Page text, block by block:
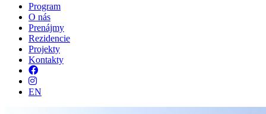
Program
O nás
Prenájmy
Rezidencie
Projekty
Kontakty
Facebook
Instagram
EN